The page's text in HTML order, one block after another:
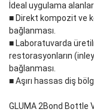
İdeal uygulama
■ Direkt kompozit ve
bağlanması.
■ Laboratuvarda
restorasyonların
bağlanması.
■ Aşırı hassas diş
GLUMA 2Bond Bottle